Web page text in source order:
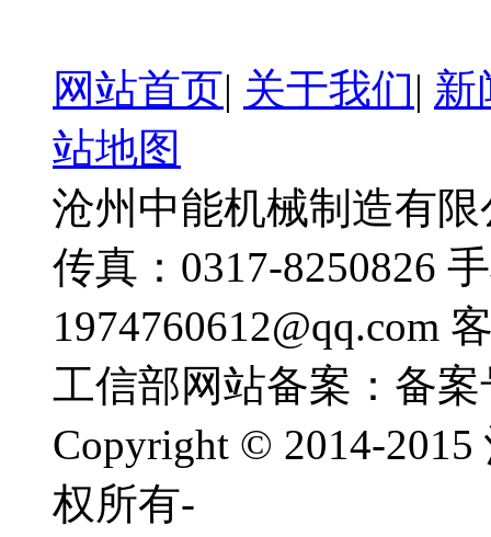
网站首页| 关于我们| 新
站地图
沧州中能机械制造有限
传真：0317-8250826
1974760612@qq.com
工信部网站备案：备案
Copyright © 2014-
权所有-